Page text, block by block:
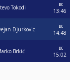
Tokodi
вс
13:46
Djurkovic
вс
14:48
Brkić
вс
15:02